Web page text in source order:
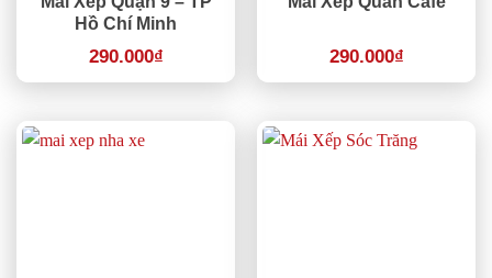
Hồ Chí Minh
290.000₫ 290.000₫